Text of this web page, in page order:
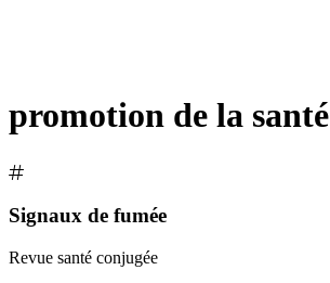
promotion de la santé
Signaux de fumée
Revue santé conjugée